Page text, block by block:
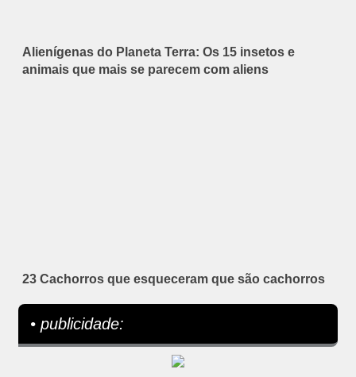
Alienígenas do Planeta Terra: Os 15 insetos e
animais que mais se parecem com aliens
23 Cachorros que esqueceram que são cachorros
• publicidade: